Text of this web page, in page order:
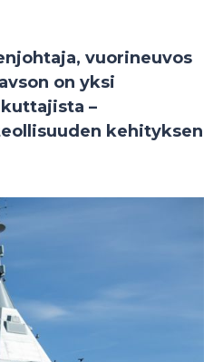
vuorineuvos
on yksi
–
kehityksen